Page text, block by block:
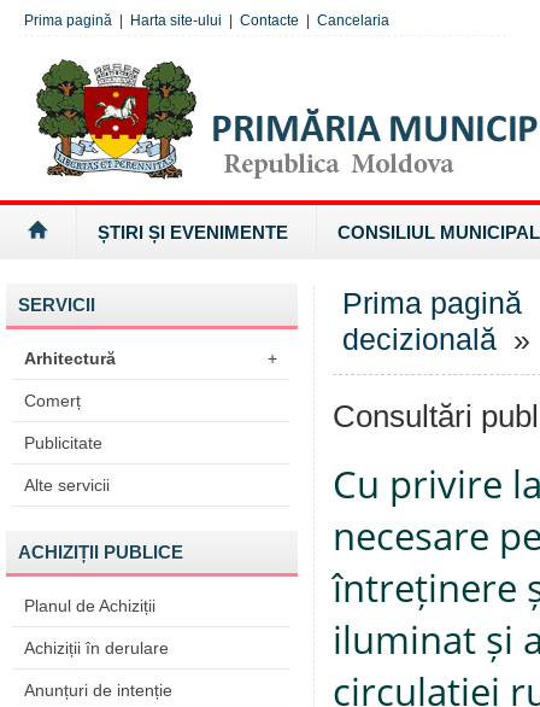
Prima pagină Harta site-ului Contacte Cancelaria
ȘTIRI ȘI EVENIMENTE CONSILIUL MUNICIPAL
SERVICII
Arhitectură +
Comerț
Publicitate
Alte servicii
ACHIZIȚII PUBLICE
Planul de Achiziții
Achiziții în derulare
Anunțuri de intenție
Prima pagină
decizională »
Consultări
Cu privire
necesare
întreținere
iluminat și
circulației